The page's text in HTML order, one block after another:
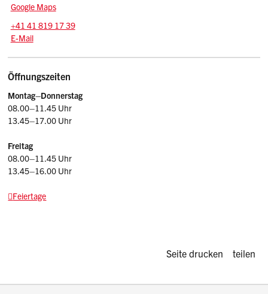
Google Maps
Tel.:
+41 41 819 17 39
E-Mail: rd.stv
E-Mail
Öffnungszeiten
Montag–Donnerstag
08.00–11.45 Uhr
13.45–17.00 Uhr
Freitag
08.00–11.45 Uhr
13.45–16.00 Uhr
Feiertage
Diese Seite
Seite drucken teilen